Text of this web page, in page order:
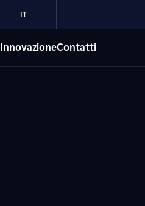
IT
InnovazioneContatti